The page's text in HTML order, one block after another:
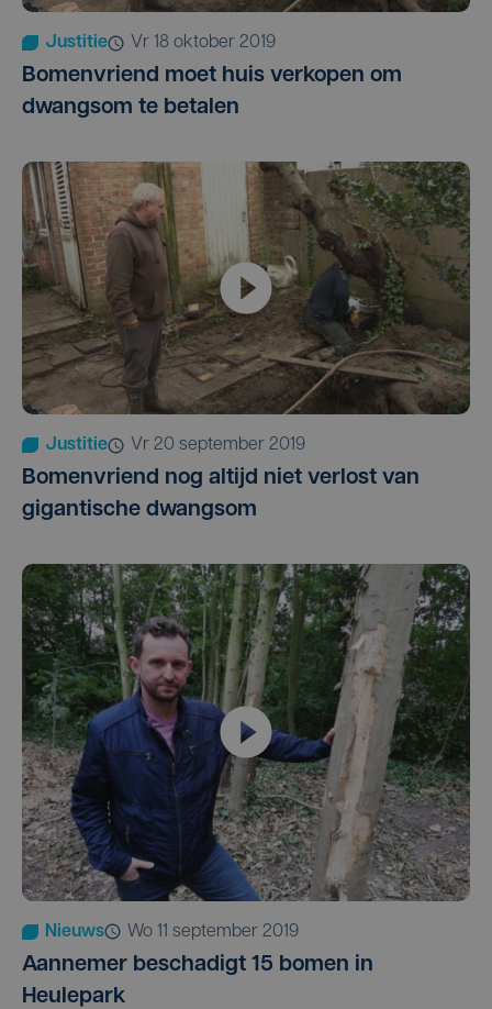
Justitie vr 18 oktober 2019
Bomenvriend moet huis verkopen om
dwangsom te betalen
Justitie vr 20 september 2019
Bomenvriend nog altijd niet verlost van
gigantische dwangsom
Nieuws wo 11 september 2019
Aannemer beschadigt 15 bomen in
Heulepark